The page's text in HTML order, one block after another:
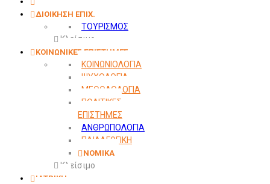
ΔΙΟΙΚΗΣΗ ΕΠΙΧ.
ΤΟΥΡΙΣΜΟΣ
Κλείσιμο
ΚΟΙΝΩΝΙΚΕΣ ΕΠΙΣΤΗΜΕΣ
ΚΟΙΝΩΝΙΟΛΟΓΙΑ
ΨΥΧΟΛΟΓΙΑ
ΜΕΘΟΔΟΛΟΓΙΑ
ΠΟΛΙΤΙΚΕΣ
ΕΠΙΣΤΗΜΕΣ
ΑΝΘΡΩΠΟΛΟΓΙΑ
ΠΑΙΔΑΓΩΓΙΚΗ
ΝΟΜΙΚΑ
Κλείσιμο
ΙΑΤΡΙΚΗ